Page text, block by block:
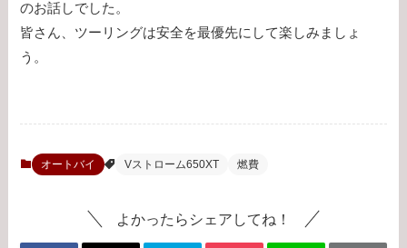
のお話しでした。
皆さん、ツーリングは安全を最優先にして楽しみましょ
う。
オートバイ Vストローム650XT 燃費
よかったらシェアしてね！